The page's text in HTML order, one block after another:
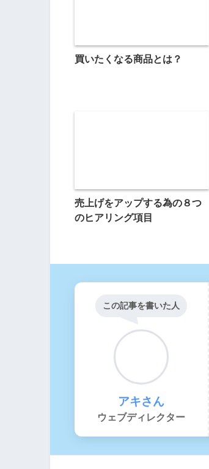
買いたくなる商品とは？
売上げをアップする為の８つ
のヒアリング項目
この記事を書いた人
アキさん
ウェブディレクター